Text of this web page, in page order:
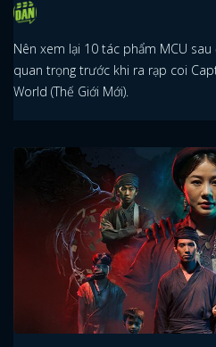
Nên xem lại 10 tác phẩm MCU
quan trọng trước khi ra rạp coi
World (Thế Giới Mới).